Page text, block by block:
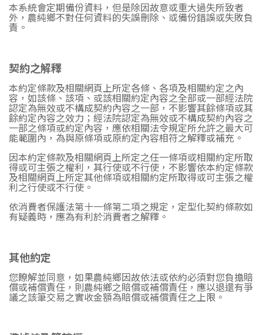
本系統會定期備份資料，但是除因故意或重大過失所致者
外，農純鄉不對任何資料的失誤刪除、或備份錯誤或失敗負
責。
契約之解釋
本約定條款及相關網頁上所定各條、各項及相關約定之內
容，如該條、該項、或該相關約定內容之全部或一部經法院
認定為無效或不構成契約內容之一部，不影響其餘條項或其
餘約定內容之效力；經法院認定為無效或不構成契約內容之
一部之條項或約定內容，應依相關法令規定所允許之最大可
能範圍內，為與原條項或原約定內容相符之解釋或補充。
因本約定條款及相關網頁上所定之任一條項或相關約定所取
得或可主張之權利，其行使或不行使，不影響依本約定條款
及相關網頁上所定其他條項或相關約定所取得或可主張之權
利之行使或不行使。
依消費者保護法第十一條第二項之規定，定型化契約條款如
有疑義時，應為有利於消費者之解釋。
其他約定
您瞭解並同意，如果農純鄉因故依法或依約必須對您負擔賠
償或補償責任，則農純鄉之賠償或補償責任，應以退還有爭
議之該筆交易之實收金額為賠償或補償責任之上限。